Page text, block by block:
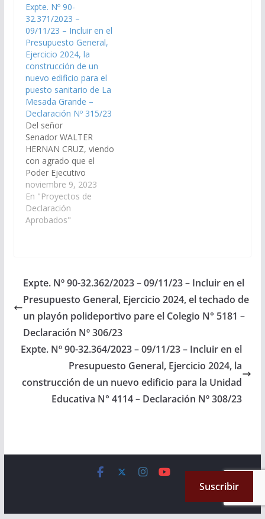
los medios necesarios
a fin de que se
incorpore en el Plan de
Obras Públicas
Presupuesto General
de la Provincia
Ejercicio…
Expte. Nº 90-
32.371/2023 –
09/11/23 – Incluir en el
Presupuesto General,
Ejercicio 2024, la
construcción de un
nuevo edificio para el
puesto sanitario de La
Mesada Grande –
Declaración Nº 315/23
Del señor
Senador WALTER
HERNAN CRUZ, viendo
con agrado que el
Poder Ejecutivo
Provincial, a través del
Ministerio de Salud
Pública, de
Infraestructura y
en el Plan de Obras
Públicas Presupuesto
General de la
Provincia, Ejercicio
2.024, la…
noviembre 9, 2023
En "Proyectos de
Declaración
Aprobados"
Expte. Nº 90-32.362/2023 – 09/11/23 – Incluir en el
Presupuesto General, Ejercicio 2024, el techado de
un playón polideportivo pare el Colegio N° 5181 –
Declaración Nº 306/23
Expte. Nº 90-32.364/2023 – 09/11/23 – Incluir en el
Presupuesto General, Ejercicio 2024, la
construcción de un nuevo edificio para la Unidad
Educativa N° 4114 – Declaración Nº 308/23
. All rights reserved.
by ThemeGrill. Powered byWordPress.
Suscribir